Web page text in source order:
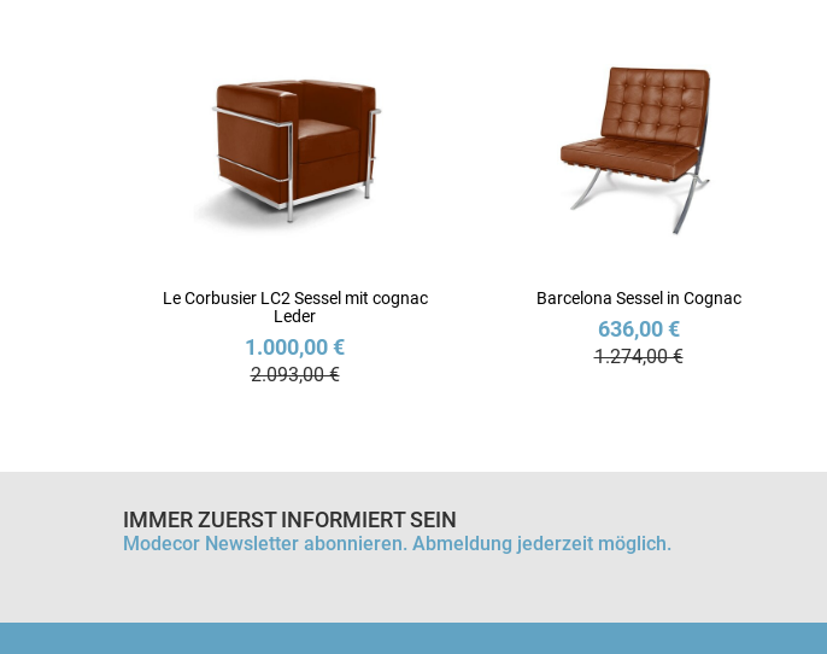
Le Corbusier LC2 Sessel mit cognac
Leder
1.000,00 €
2.093,00 €
Barcelona Sessel in Cognac
636,00 €
1.274,00 €
IMMER ZUERST INFORMIERT SEIN
Modecor Newsletter abonnieren. Abmeldung jederzeit möglich.